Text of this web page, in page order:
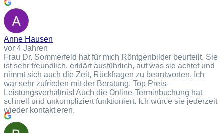
Anne Hausen
vor 4 Jahren
Frau Dr. Sommerfeld hat für mich Röntgenbilder beurteilt. Sie
ist sehr freundlich, erklärt ausführlich, auf was sie achtet und
nimmt sich auch die Zeit, Rückfragen zu beantworten. Ich
war sehr zufrieden mit der Beratung. Top Preis-
Leistungsverhältnis! Auch die Online-Terminbuchung hat
schnell und unkompliziert funktioniert. Ich würde sie jederzeit
wieder kontaktieren.